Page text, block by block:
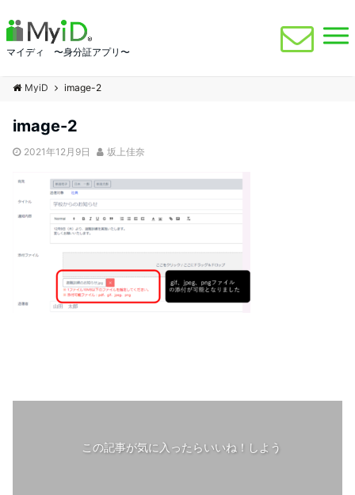
マイディ 〜身分証アプリ〜
MyiD image-2
image-2
2021年12月9日 坂上佳奈
この記事が気に入ったらいいね！しよう